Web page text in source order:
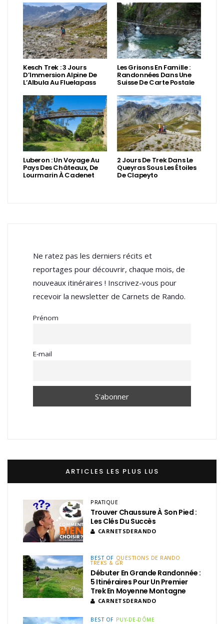
Kesch Trek : 3 Jours
D’Immersion Alpine De
L’Albula Au Fluelapass
Les Grisons En Famille :
Randonnées Dans Une
Suisse De Carte Postale
Luberon : Un Voyage Au
Pays Des Châteaux, De
Lourmarin À Cadenet
2 Jours De Trek Dans Le
Queyras Sous Les Étoiles
De Clapeyto
Ne ratez pas les derniers récits et
reportages pour découvrir, chaque mois, de
nouveaux itinéraires ! Inscrivez-vous pour
recevoir la newsletter de Carnets de Rando.
Prénom
E-mail
ARTICLES LES PLUS LUS
PRATIQUE
Trouver Chaussure À Son Pied :
Les Clés Du Succès
CARNETSDERANDO
BEST OF QUESTIONS DE RANDO
TREKS & GR
Débuter En Grande Randonnée :
5 Itinéraires Pour Un Premier
Trek En Moyenne Montagne
CARNETSDERANDO
BEST OF PUY-DE-DÔME